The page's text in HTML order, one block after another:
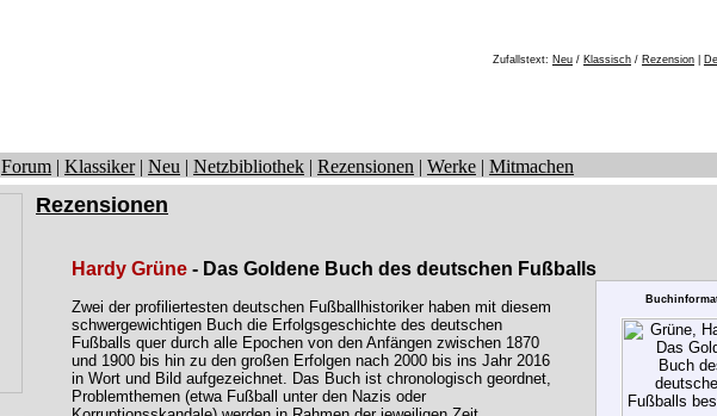
Zufallstext: Neu / Klassisch / Rezension
Forum | Klassiker| Neu | Netzbibliothek | Rezensionen | Werke | Mitmachen
Rezensionen
Hardy Grüne - Das Goldene Buch des deutschen Fußballs
Zwei der profiliertesten deutschen Fußballhistoriker haben mit diesem
schwergewichtigen Buch die Erfolgsgeschichte des deutschen
Fußballs quer durch alle Epochen von den Anfängen zwischen 1870
und 1900 bis hin zu den großen Erfolgen nach 2000 bis ins Jahr 2016
in Wort und Bild aufgezeichnet. Das Buch ist chronologisch geordnet,
Problemthemen (etwa Fußball unter den Nazis oder